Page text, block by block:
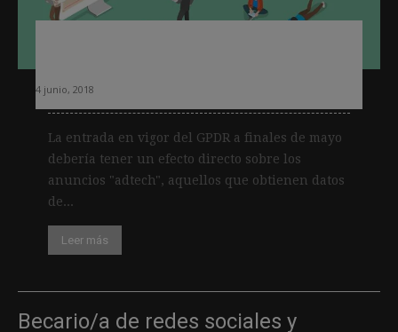
4 junio, 2018
La entrada en vigor del GPDR a finales de mayo
debería tener un efecto directo sobre los
anuncios "adtech", aquellos que obtienen datos
de...
Leer más
Becario/a de redes sociales y